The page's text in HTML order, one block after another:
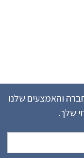
והאמצעים שלנו
שלך.